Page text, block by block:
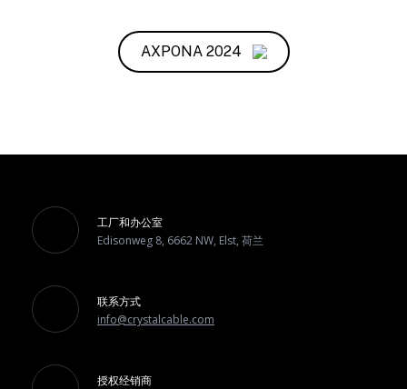
AXPONA 2024
工厂和办公室
Edisonweg 8, 6662 NW, Elst, 荷兰
联系方式
info@crystalcable.com
授权经销商